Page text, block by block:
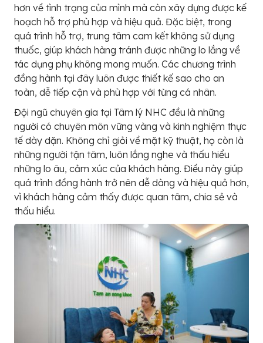
hơn về tình trạng của mình mà còn xây dựng được kế
hoạch hỗ trợ phù hợp và hiệu quả. Đặc biệt, trong
quá trình hỗ trợ, trung tâm cam kết không sử dụng
thuốc, giúp khách hàng tránh được những lo lắng về
tác dụng phụ không mong muốn. Các chương trình
đồng hành tại đây luôn được thiết kế sao cho an
toàn, dễ tiếp cận và phù hợp với từng cá nhân.
Đội ngũ chuyên gia tại Tâm lý NHC đều là những
người có chuyên môn vững vàng và kinh nghiệm thực
tế dày dặn. Không chỉ giỏi về mặt kỹ thuật, họ còn là
những người tận tâm, luôn lắng nghe và thấu hiểu
những lo âu, cảm xúc của khách hàng. Điều này giúp
quá trình đồng hành trở nên dễ dàng và hiệu quả hơn,
vì khách hàng cảm thấy được quan tâm, chia sẻ và
thấu hiểu.